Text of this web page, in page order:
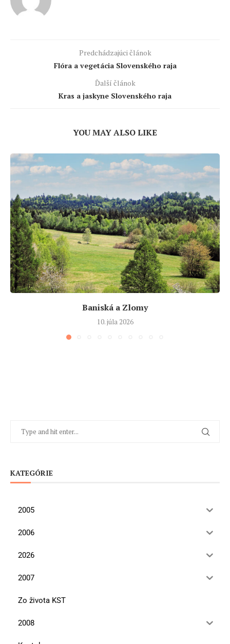
Predchádzajúci článok
Flóra a vegetácia Slovenského raja
Ďalší článok
Kras a jaskyne Slovenského raja
YOU MAY ALSO LIKE
Baniská a Zlomy
10. júla 2026
KATEGÓRIE
2005
2006
2026
2007
Zo života KST
2008